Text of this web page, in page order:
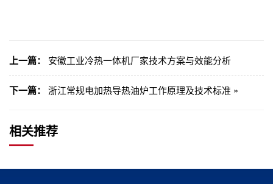
上一篇： 安徽工业冷热一体机厂家技术方案与效能分析
下一篇： 浙江常规电加热导热油炉工作原理及技术标准 »
相关推荐